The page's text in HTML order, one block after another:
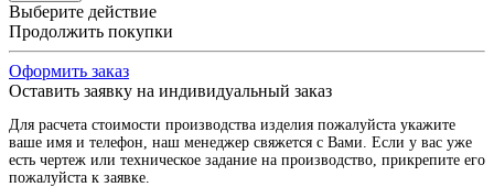
Выберите действие
Продолжить покупки
Оформить заказ
Оставить заявку на индивидуальный заказ
Для расчета стоимости производства изделия пожалуйста укажите
ваше имя и телефон, наш менеджер свяжется с Вами. Если у вас уже
есть чертеж или техническое задание на производство, прикрепите его
пожалуйста к заявке.